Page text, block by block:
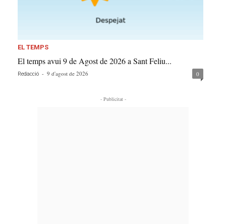
EL TEMPS
El temps avui 9 de Agost de 2026 a Sant Feliu...
Redacció - 9 d'agost de 2026 0
- Publicitat -